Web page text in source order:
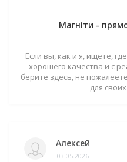
Магніти -
Если вы, как и я, ищете,
хорошего качества и с
берите здесь, не
для
Алексей
03.05.2026